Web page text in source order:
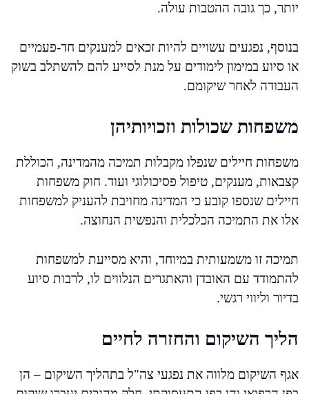
יותר, כך גובה ההטבות עולה.
בנוסף, נפגעים עשויים להיות זכאים למענקים חד-פעמיים
או סיוע במימון לימודים על מנת לסייע להם להשתלב בשוק
העבודה לאחר שיקומם.
משפחות שכולות וזכויותיהן
משפחות חיילים שנפלו מקבלות תמיכה מהמדינה, הכוללת
קצבאות, מענקים, טיפול פסיכולוגי ועוד. חוק משפחות
חיילים שנספו קובע כי המדינה מחויבת להעניק למשפחות
אלו את התמיכה הכלכלית והנפשית הנחוצה.
תמיכה זו משמעותית במיוחד, והיא מסייעת למשפחות
להתמודד עם האובדן והאתגרים הנלווים לו, לרבות סיוע
בדיור וליווי רגשי.
הליך השיקום והחזרה לחיים
אגף השיקום מלווה את נפגעי צה"ל בתהליך השיקום – הן